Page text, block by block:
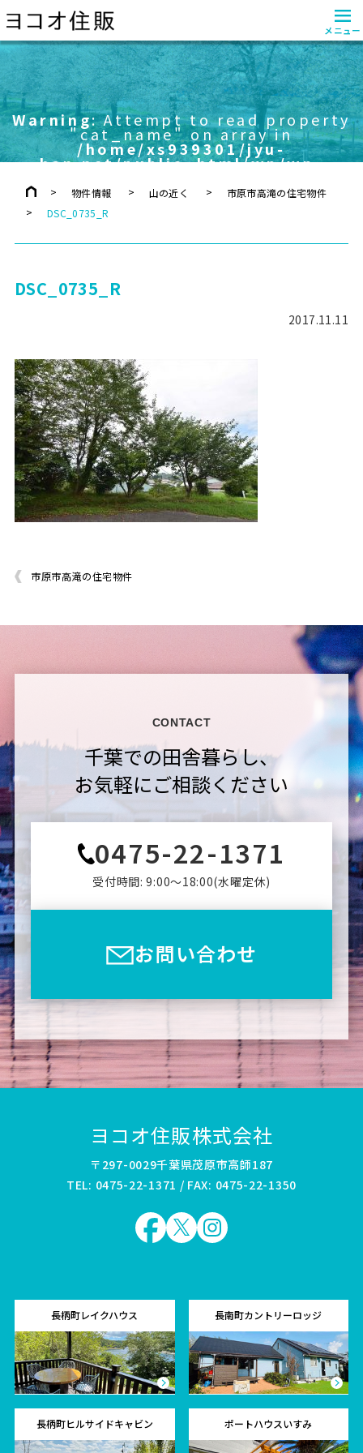
≡
メニュー
Warning: Attempt to read property
"cat_name" on array in
/home/xs939301/jyu-
han.net/public_html/wp/wp-
on line 757
物件情報 山の近く
市原市高滝の住宅物件
DSC_0735_R
DSC_0735_R
2017.11.11
市原市高滝の住宅物件
CONTACT
千葉での田舎暮らし、
お気軽にご相談ください
0475-22-1371
受付時間: 9:00〜18:00(⽔曜定休)
お問い合わせ
ヨコオ住販株式会社
〒297-0029千葉県茂原市高師187
TEL: 0475-22-1371 / FAX: 0475-22-1350
長柄町レイクハウス 長南町カントリーロッジ
長柄町ヒルサイドキャビン ポートハウスいすみ